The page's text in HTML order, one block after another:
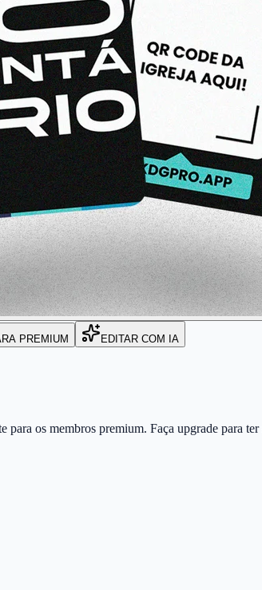
PREMIUM EDITAR COM IA
para os membros premium. Faça upgrade para